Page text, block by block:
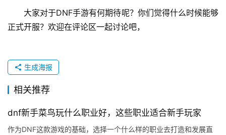
大家对于DNF手游有何期待呢？你们觉得什么时候能够
正式开服？欢迎在评论区一起讨论吧，
生成海报
相关推荐
dnf新手菜鸟玩什么职业好，这些职业适合新手玩家
作为DNF这款游戏的基础，选择一个什么样的职业去打造和发展直